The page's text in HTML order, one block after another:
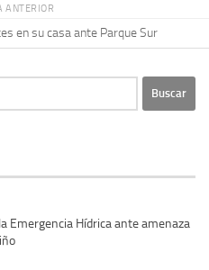
ANTERIOR
en su casa ante Parque Sur
Emergencia Hídrica ante amenaza